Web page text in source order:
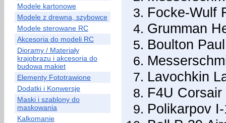
Modele kartonowe
Modele z drewna, szybowce
Modele sterowane RC
Akcesoria do modeli RC
Dioramy / Materiały
krajobrazu i akcesoria do
budowa makiet
Elementy Fototrawione
Dodatki i Konwersje
Maski i szablony do
maskowania
Kalkomanie
Focke-Wulf
Grumman
Boulton
Lavochkin
F4U Corsair
Polikarpov